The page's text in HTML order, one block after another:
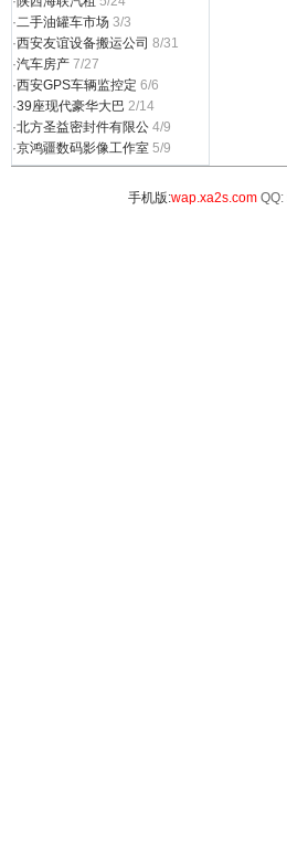
·二手油罐车市场 3/3
·西安友谊设备搬运公司 8/31
·汽车房产 7/27
·西安GPS车辆监控定 6/6
·39座现代豪华大巴 2/14
·北方圣益密封件有限公 4/9
·京鸿疆数码影像工作室 5/9
手机版:wap.xa2s.comQQ: